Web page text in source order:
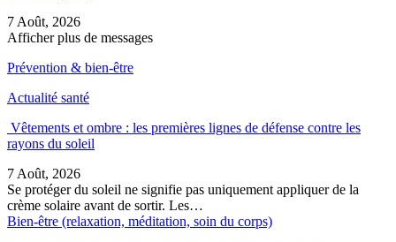
7 Août, 2026
Afficher plus de messages
Prévention & bien-être
Actualité santé
Vêtements et ombre : les premières lignes de défense contre les
rayons du soleil
7 Août, 2026
Se protéger du soleil ne signifie pas uniquement appliquer de la
crème solaire avant de sortir. Les…
Bien-être (relaxation, méditation, soin du corps)